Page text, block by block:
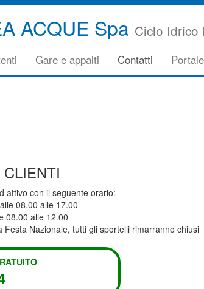
ACQUE Spa Ciclo Idrico
Gare e appalti Contatti
attivo con il seguente orario:
08.00 alle 17.00
08.00 alle 12.00
Nazionale, tutti gli sportelli rimarranno chiusi